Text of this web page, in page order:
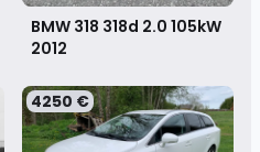
BMW 318 318d 2.0 105kW
2012
4250 €